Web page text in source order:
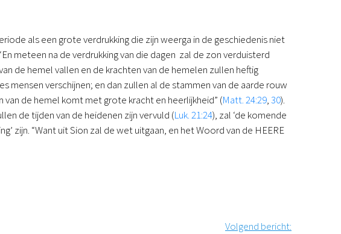
als een grote verdrukking die zijn weerga in de geschiedenis niet
meteen na de verdrukking van die dagen zal de zon verduisterd
de hemel vallen en de krachten van de hemelen zullen heftig
mensen verschijnen; en dan zullen al de stammen van de aarde rouw
de hemel komt met grote kracht en heerlijkheid” (Matt. 24:29,30).
de tijden van de heidenen zijn vervuld (Luk. 21:24), zal ‘de komende
zijn. “Want uit Sion zal de wet uitgaan, en het Woord van de HEERE
Volgend bericht: